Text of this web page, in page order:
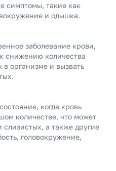
симптомы, такие как
и одышка.
заболевание крови,
снижению количества
организме и вызвать
когда кровь
количестве, что может
слизистых, а также другие
головокружение,